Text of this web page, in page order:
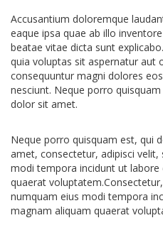
Accusantium doloremque
eaque ipsa quae ab illo
beatae vitae dicta sunt
quia voluptas sit aspernatur aut
consequuntur magni dolores
nesciunt. Neque porro
dolor sit amet.
Neque porro quisquam est, qui
amet, consectetur, adipisci
modi tempora incidunt ut
quaerat
numquam eius modi tempora
magnam aliquam quaerat